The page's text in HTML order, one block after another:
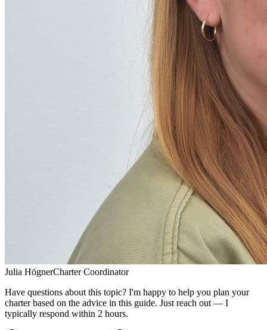
Julia HögnerCharter Coordinator
Have questions about this topic? I'm happy to help you plan your
charter based on the advice in this guide. Just reach out — I
typically respond within 2 hours.